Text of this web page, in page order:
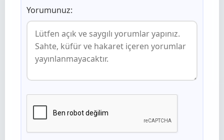
Yorumunuz: